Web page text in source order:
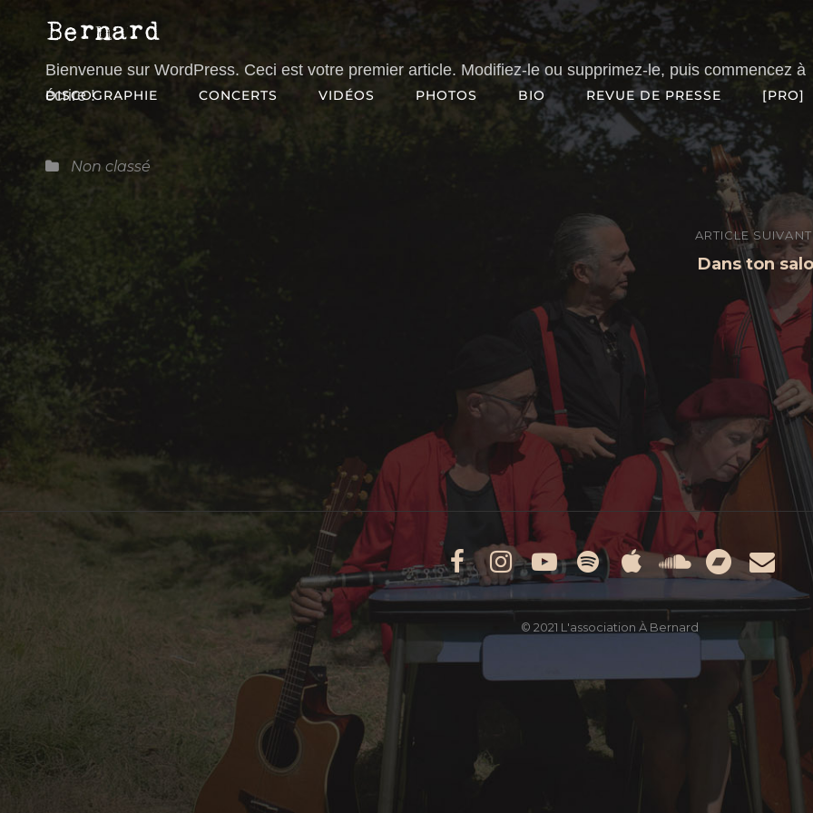
DISCOGRAPHIE CONCERTS VIDÉOS PHOTOS BIO REVUE DE PRESSE [PRO]
Bienvenue sur WordPress. Ceci est votre premier article. Modifiez-le ou supprimez-le, puis commencez à
écrire !
Catégories
Non classé
Navigation
l’article
Article
suivant
ARTICLE SUIVANT
Dans ton
Facebook
Instagram
Youtube
Spotify
Apple
Music
© 2021 L'association À Bernard